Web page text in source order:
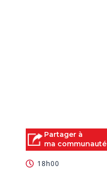
Partager à
ma communauté
18h00